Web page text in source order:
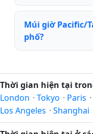
Múi giờ Pacific/
phố?
Thời gian hiện tại
London · Tokyo · Paris ·
Los Angeles · Shanghai